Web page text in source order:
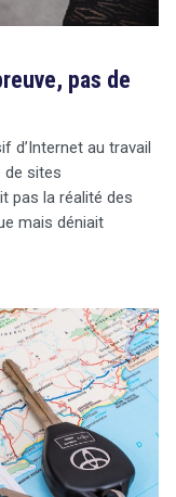
pas de
d’Internet au travail
de sites
pas la réalité des
mais déniait